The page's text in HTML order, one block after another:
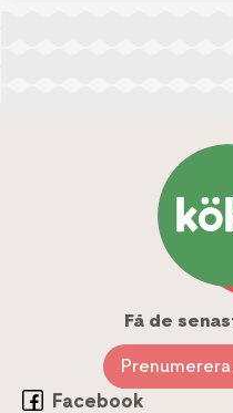
Få de
Facebook